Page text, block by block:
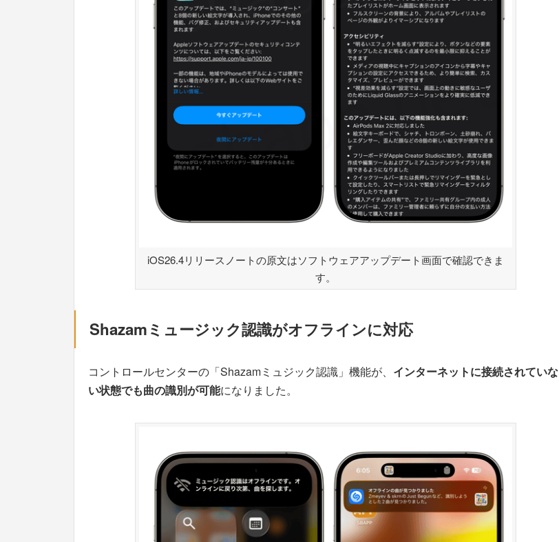
iOS26.4リリースノートの原文はソフトウェアアップデート画面で確認できま
す。
Shazamミュージック認識がオフラインに対応
コントロールセンターの「Shazamミュジック認識」機能が、 インターネットに接続されていな
い状態でも曲の識別が可能になりました。